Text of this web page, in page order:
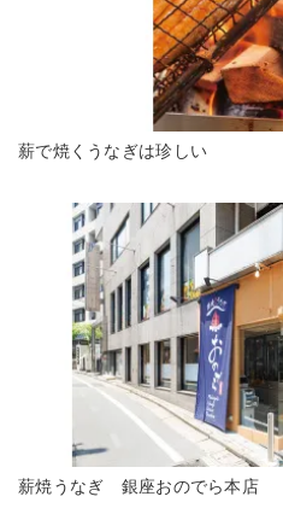
薪で焼くうなぎは珍しい
薪焼うなぎ 銀座おのでら本店